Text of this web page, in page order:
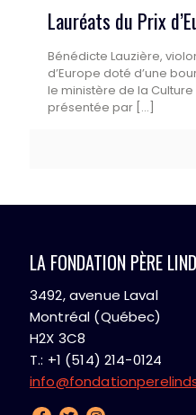
Lauréats du Prix
Bénédicte Lauzière,
d’Europe doté d’une
le ministère de la
présentée par […]
LA FONDATION PÈRE
3492, avenue Laval
Montréal (Québec)
H2X 3C8
T.: +1 (514) 214-0124